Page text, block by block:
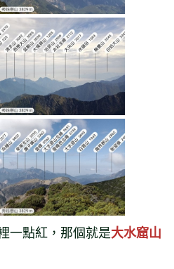
一點紅，那個就是大水窟山